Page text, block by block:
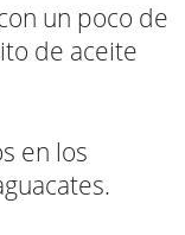
un poco de
de aceite
en los